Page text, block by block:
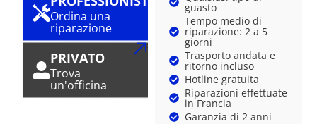
Ordina una
riparazione
PRIVATO
Trova
un'officina
guasto
Tempo medio di
riparazione: 2 a 5
giorni
Trasporto andata e
ritorno incluso
Hotline gratuita
Riparazioni effettuate
in Francia
Garanzia di 2 anni